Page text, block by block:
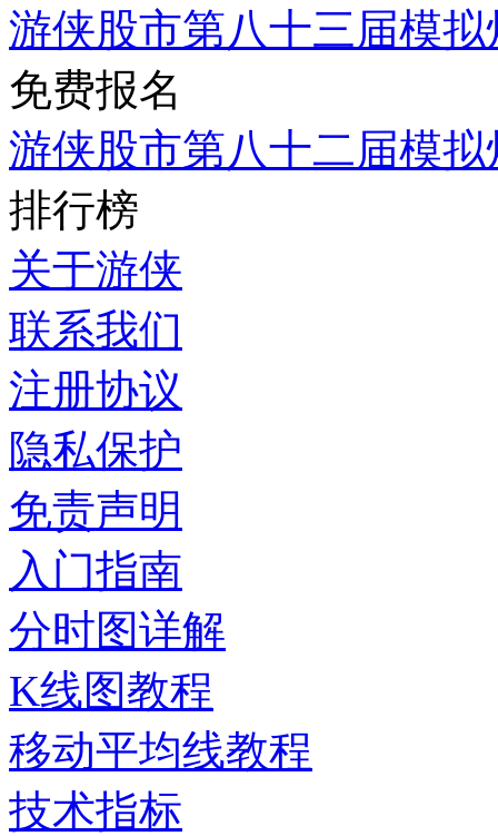
游侠股市第八十三届模
免费报名
游侠股市第八十二届模
排行榜
关于游侠
联系我们
注册协议
隐私保护
免责声明
入门指南
分时图详解
K线图教程
移动平均线教程
技术指标